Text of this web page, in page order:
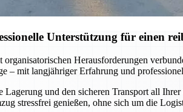
Unterstützung für einen
Herausforderungen
– mit langjähriger Erfahrung und
Lagerung und den sicheren Transport all
stressfrei genießen, ohne sich um die